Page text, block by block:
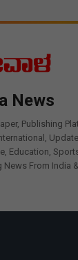
News
Publishing
Education,
From India